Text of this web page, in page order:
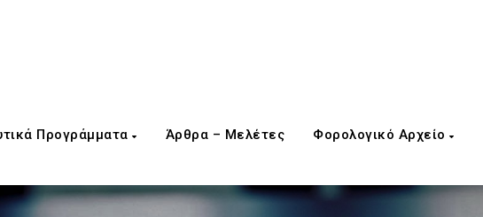
Προγράμματα Άρθρα – Μελέτες Φορολογικό Αρχείο